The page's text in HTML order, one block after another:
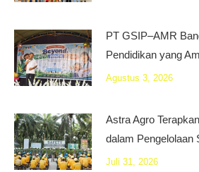
PT GSIP–AMR
Pendidikan yang
Agustus 3, 2026
Astra Agro
dalam Pengelolaan
Juli 31, 2026